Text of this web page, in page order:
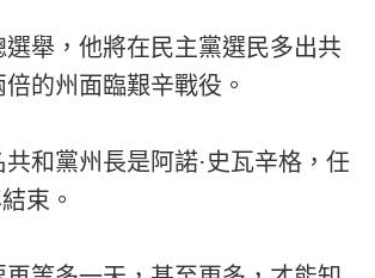
舉，他將在民主黨選民多出共
的州面臨艱辛戰役。
和黨州長是阿諾·史瓦辛格，任
束。